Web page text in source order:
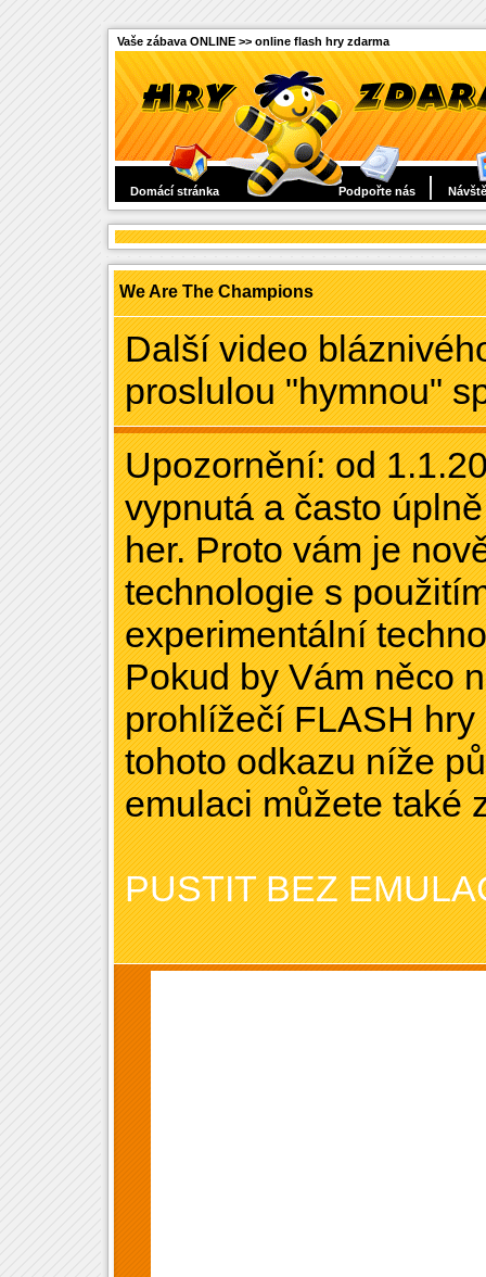
Vaše zábava ONLINE >> online flash hry zdarma
Domácí stránka Podpořte nás
We Are The Champions
Další video
proslulou "hymnou"
Upozornění: od
vypnutá a často
her. Proto vám je
technologie s
experimentální
Pokud by Vám něco
prohlížečí FLASH
tohoto odkazu níže
emulaci můžete také
PUSTIT BEZ